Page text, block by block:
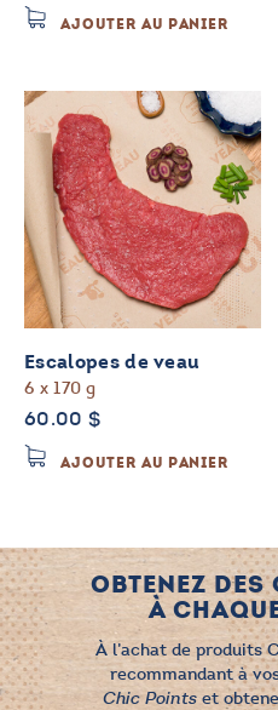
AJOUTER AU PANIER
Escalopes de veau
6 x 170 g
60.00 $
AJOUTER AU PANIER
À l’achat de produits
recommandant à
Chic Points et
OBTENEZ
À